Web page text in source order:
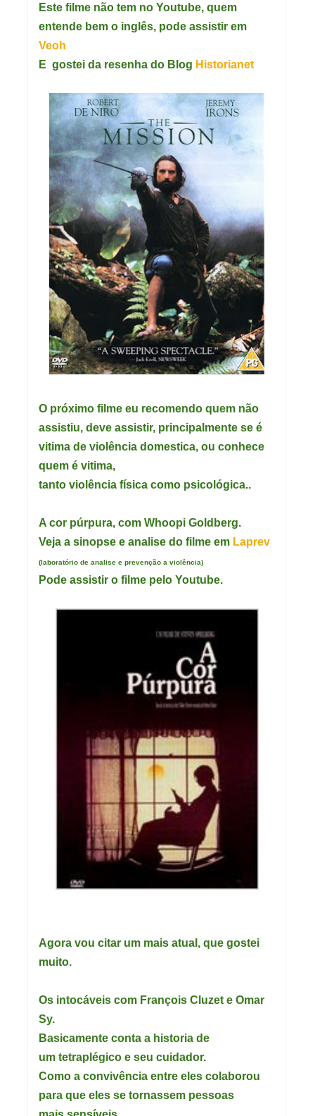
Este filme não tem no Youtube, quem
entende bem o inglês, pode assistir em
Veoh
E gostei da resenha do Blog Historianet
O próximo filme eu recomendo quem não
assistiu, deve assistir, principalmente se é
vitima de violência domestica, ou conhece
quem é vitima,
tanto violência física como psicológica..
A cor púrpura, com Whoopi Goldberg.
Veja a sinopse e analise do filme em Laprev
(laboratório de analise e prevenção a violência)
Pode assistir o filme pelo Youtube.
Agora vou citar um mais atual, que gostei
muito.
Os intocáveis com François Cluzet e Omar
Sy.
Basicamente conta a historia de
um tetraplégico e seu cuidador.
Como a convivência entre eles colaborou
para que eles se tornassem pessoas